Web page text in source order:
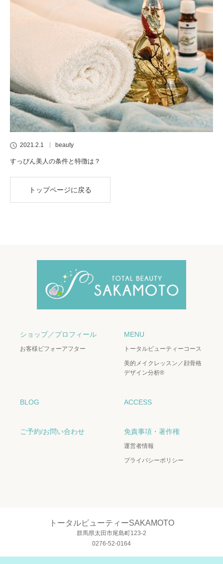
2021.2.1 beauty
すっぴん美人の条件と特徴は？
トップページに戻る
ショップ／プロフィール
お客様ビフォーアフター
MENU
トータルビューティーコース
美的メイクレッスン／顔骨格
デザイン分析®
BLOG ACCESS
ご予約/お問い合わせ 免責事項・著作権
運営者情報
プライバシーポリシー
トータルビューティーSAKAMOTO
群馬県太田市尾島町123-2
0276-52-0164